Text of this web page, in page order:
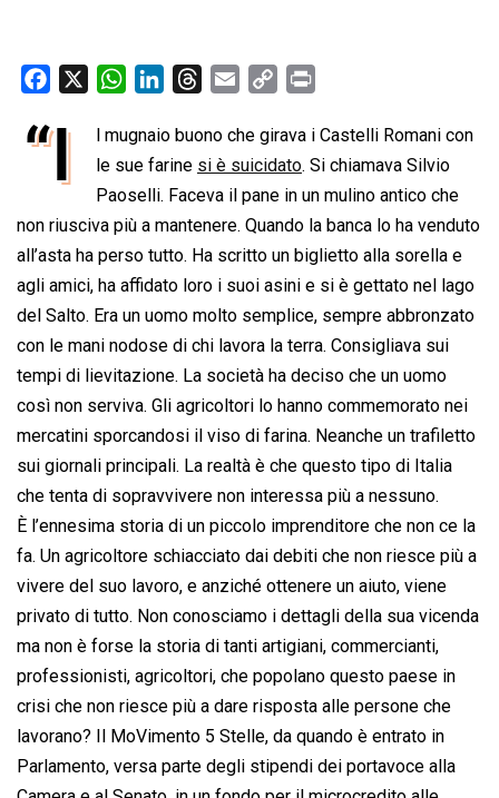
c
o
o
k
W
a
t
s
A
p
p
n
k
e
d
I
n
r
e
a
d
s
a
i
l
p
y
L
i
n
k
n
t
“I
l mugnaio buono che girava i Castelli Romani con
le sue farine si è suicidato. Si chiamava Silvio
Paoselli. Faceva il pane in un mulino antico che
non riusciva più a mantenere. Quando la banca lo ha venduto
all’asta ha perso tutto. Ha scritto un biglietto alla sorella e
agli amici, ha affidato loro i suoi asini e si è gettato nel lago
del Salto. Era un uomo molto semplice, sempre abbronzato
con le mani nodose di chi lavora la terra. Consigliava sui
tempi di lievitazione. La società ha deciso che un uomo
così non serviva. Gli agricoltori lo hanno commemorato nei
mercatini sporcandosi il viso di farina. Neanche un trafiletto
sui giornali principali. La realtà è che questo tipo di Italia
che tenta di sopravvivere non interessa più a nessuno.
È l’ennesima storia di un piccolo imprenditore che non ce la
fa. Un agricoltore schiacciato dai debiti che non riesce più a
vivere del suo lavoro, e anziché ottenere un aiuto, viene
privato di tutto. Non conosciamo i dettagli della sua vicenda
ma non è forse la storia di tanti artigiani, commercianti,
professionisti, agricoltori, che popolano questo paese in
crisi che non riesce più a dare risposta alle persone che
lavorano? Il MoVimento 5 Stelle, da quando è entrato in
Parlamento, versa parte degli stipendi dei portavoce alla